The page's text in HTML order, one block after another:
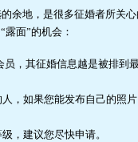
余地，是很多征婚者所关
面”的机会：
，其征婚信息越是被排到
，如果您能发布自己的照
，建议您尽快申请。